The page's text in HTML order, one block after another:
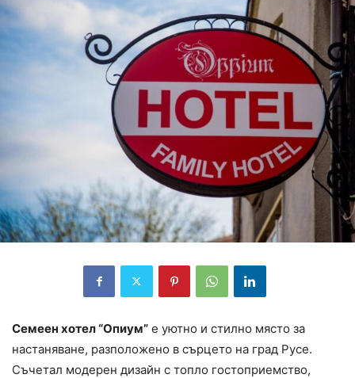
Семеен хотел “Опиум” е уютно и стилно място за
настаняване, разположено в сърцето на град Русе.
Съчетал модерен дизайн с топло гостоприемство,